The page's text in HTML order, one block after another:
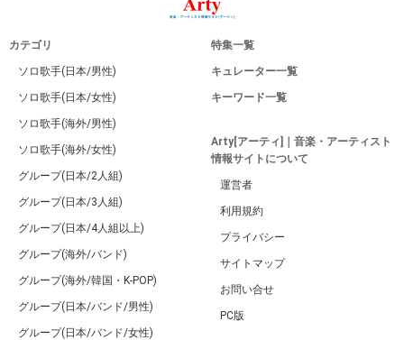
カテゴリ
ソロ歌手(日本/男性)
ソロ歌手(日本/女性)
ソロ歌手(海外/男性)
ソロ歌手(海外/女性)
グループ(日本/2人組)
グループ(日本/3人組)
グループ(日本/4人組以上)
グループ(海外/バンド)
グループ(海外/韓国・K-POP)
グループ(日本/バンド/男性)
グループ(日本/バンド/女性)
特集一覧
キュレーター一覧
キーワード一覧
Arty[アーティ]｜音楽・アーティスト
情報サイトについて
運営者
利用規約
プライバシー
サイトマップ
お問い合せ
PC版